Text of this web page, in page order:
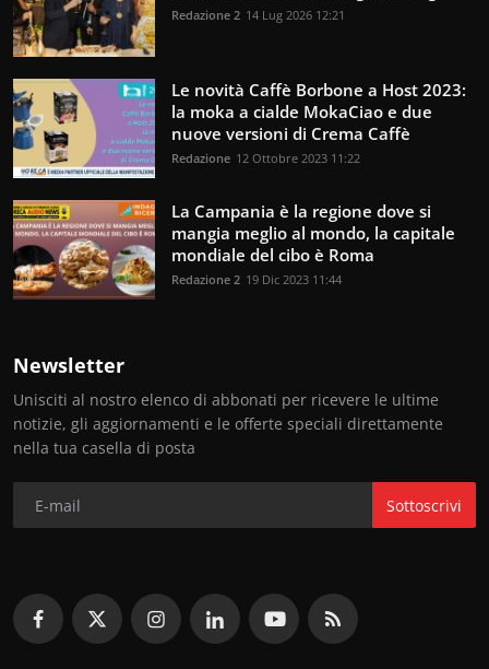
Redazione 2 14 Lug 2026 12:21
Le novità Caffè Borbone a Host 2023:
la moka a cialde MokaCiao e due
nuove versioni di Crema Caffè
Redazione 12 Ottobre 2023 11:22
La Campania è la regione dove si
mangia meglio al mondo, la capitale
mondiale del cibo è Roma
Redazione 2 19 Dic 2023 11:44
Newsletter
Unisciti al nostro elenco di abbonati per ricevere le ultime
notizie, gli aggiornamenti e le offerte speciali direttamente
nella tua casella di posta
Sottoscrivi